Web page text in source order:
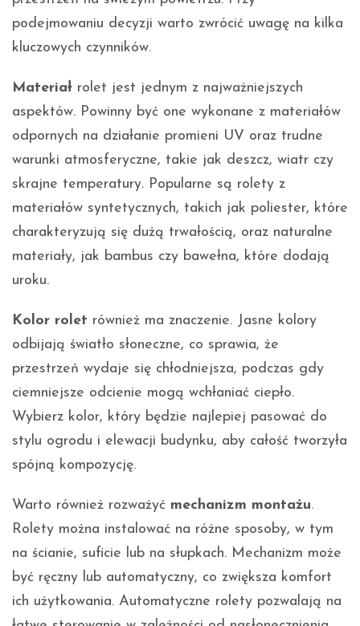
podejmowaniu decyzji warto zwrócić uwagę na kilka
kluczowych czynników.
Materiał rolet jest jednym z najważniejszych
aspektów. Powinny być one wykonane z materiałów
odpornych na działanie promieni UV oraz trudne
warunki atmosferyczne, takie jak deszcz, wiatr czy
skrajne temperatury. Popularne są rolety z
materiałów syntetycznych, takich jak poliester, które
charakteryzują się dużą trwałością, oraz naturalne
materiały, jak bambus czy bawełna, które dodają
uroku.
Kolor rolet również ma znaczenie. Jasne kolory
odbijają światło słoneczne, co sprawia, że
przestrzeń wydaje się chłodniejsza, podczas gdy
ciemniejsze odcienie mogą wchłaniać ciepło.
Wybierz kolor, który będzie najlepiej pasować do
stylu ogrodu i elewacji budynku, aby całość tworzyła
spójną kompozycję.
Warto również rozważyć mechanizm montażu.
Rolety można instalować na różne sposoby, w tym
na ścianie, suficie lub na słupkach. Mechanizm może
być ręczny lub automatyczny, co zwiększa komfort
ich użytkowania. Automatyczne rolety pozwalają na